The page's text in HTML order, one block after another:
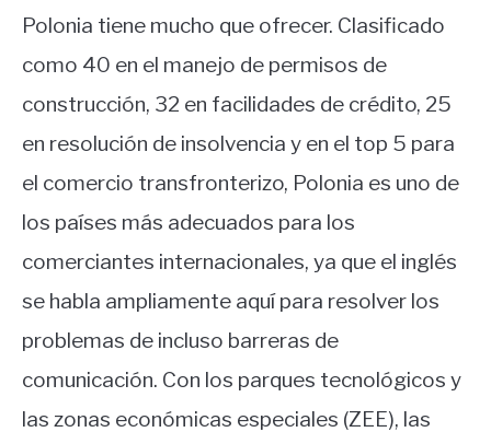
Polonia tiene mucho que ofrecer. Clasificado
como 40 en el manejo de permisos de
construcción, 32 en facilidades de crédito, 25
en resolución de insolvencia y en el top 5 para
el comercio transfronterizo, Polonia es uno de
los países más adecuados para los
comerciantes internacionales, ya que el inglés
se habla ampliamente aquí para resolver los
problemas de incluso barreras de
comunicación. Con los parques tecnológicos y
las zonas económicas especiales (ZEE), las